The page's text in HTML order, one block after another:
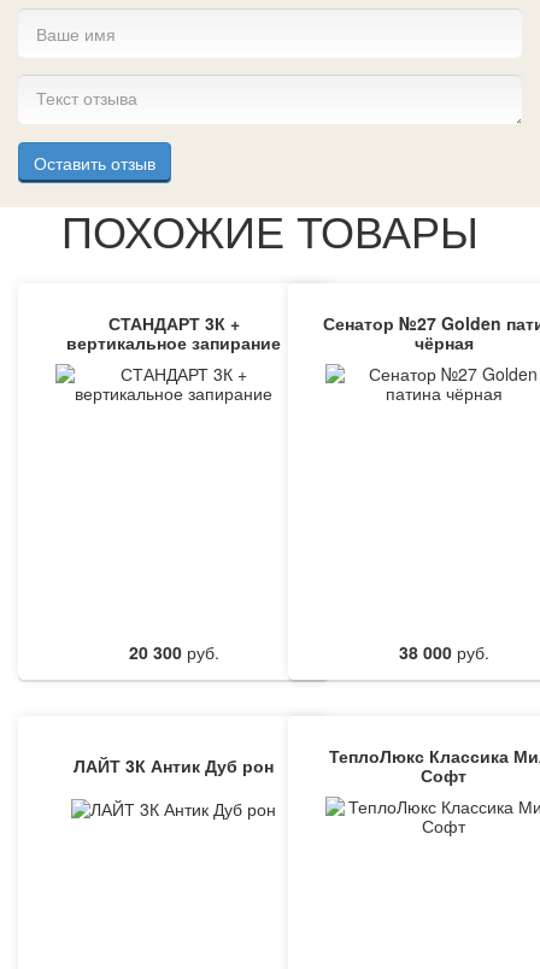
Оставить отзыв
ПОХОЖИЕ ТОВАРЫ
СТАНДАРТ 3К +
вертикальное запирание
20 300руб.
Сенатор №27 Golden
чёрная
38 000руб.
ЛАЙТ 3К Антик Дуб рон
ТеплоЛюкс Классика
Софт